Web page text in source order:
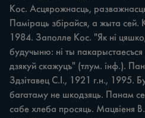
Кос. Асцярожнасць,
Паміраць збірайся, а жыта
1984. Заполле Кос. "Як ні
будучыню: ні ты
дзякуй скажуцъ" (тлум. інф.).
Здзітавец С.І., 1921 г.н., 1995.
багатаму не шкодзяць. Панам
сабе хлеба просяць. Мацвіеня